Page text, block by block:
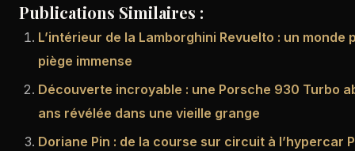
Publications Similaires :
L’intérieur de la Lamborghini Revuelto : un
piège immense
Découverte incroyable : une Porsche 930 Turbo
ans révélée dans une vieille grange
Doriane Pin : de la course sur circuit à l’hypercar